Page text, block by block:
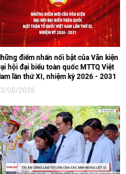
điểm nhấn nổi bật của Văn kiện
hội đại biểu toàn quốc MTTQ Việt
lần thứ XI, nhiệm kỳ 2026 - 2031
08/2026